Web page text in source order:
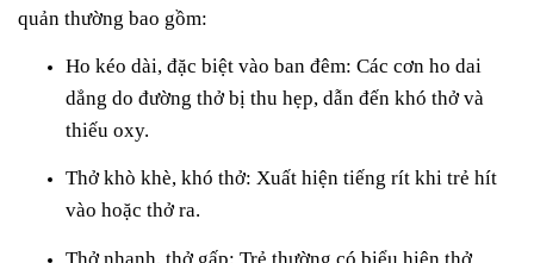
quản thường bao gồm:
Ho kéo dài, đặc biệt vào ban đêm: Các cơn ho dai
dẳng do đường thở bị thu hẹp, dẫn đến khó thở và
thiếu oxy.
Thở khò khè, khó thở: Xuất hiện tiếng rít khi trẻ hít
vào hoặc thở ra.